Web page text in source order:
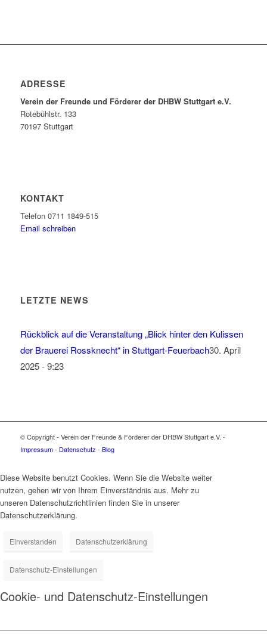
ADRESSE
Verein der Freunde und Förderer der DHBW Stuttgart e.V.
Rotebühlstr. 133
70197 Stuttgart
KONTAKT
Telefon 0711 1849-515
Email schreiben
LETZTE NEWS
Rückblick auf die Veranstaltung „Blick hinter den Kulissen
der Brauerei Rossknecht“ in Stuttgart-Feuerbach30. April
2025 - 9:23
© Copyright - Verein der Freunde & Förderer der DHBW Stuttgart e.V. -
Impressum- Datenschutz - Blog
Diese Website benutzt Cookies. Wenn Sie die Website weiter
nutzen, gehen wir von Ihrem Einverständnis aus. Mehr zu
unseren Datenschutzrichtlinien finden Sie in unserer
Datenschutzerklärung.
Einverstanden Datenschutzerklärung
Datenschutz-Einstellungen
Cookie- und Datenschutz-Einstellungen